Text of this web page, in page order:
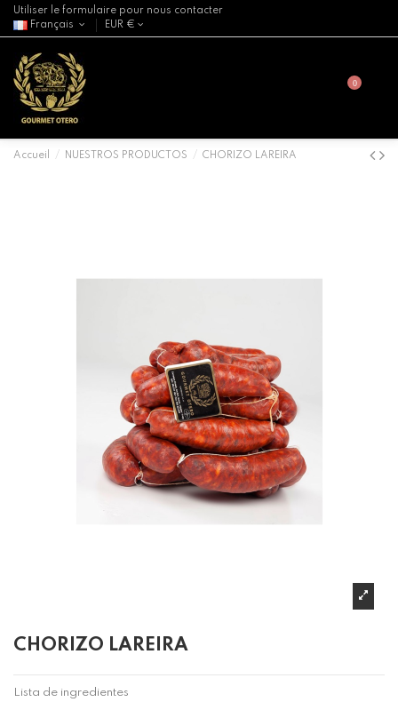
Utiliser le formulaire pour nous contacter
Français
EUR €
0
Accueil NUESTROS PRODUCTOS CHORIZO LAREIRA
CHORIZO LAREIRA
Lista de ingredientes